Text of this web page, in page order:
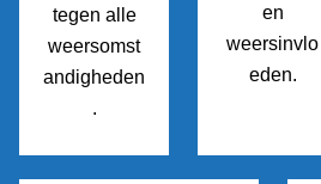
tegen alle
weersomst
andigheden
.
en
weersinvlo
eden.